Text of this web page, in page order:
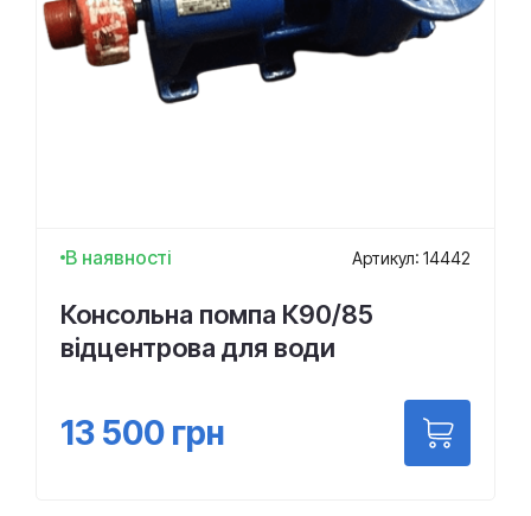
В наявності Артикул: 14442
Консольна помпа К90/85
відцентрова для води
13 500 грн